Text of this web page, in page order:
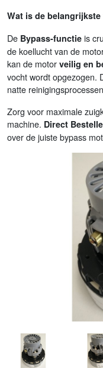
Wat is de
De Bypass-functie is
de koellucht van de
kan de motor veilig en
vocht wordt opgezogen.
natte
Zorg voor maximale
machine. Direct
over de juiste bypass